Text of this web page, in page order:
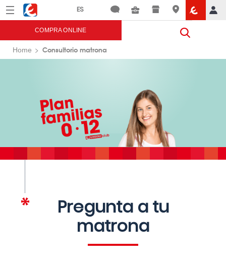
Menú Eroski
COMPRA ONLINE
Home Consultorio matrona
Pregunta a tu
matrona